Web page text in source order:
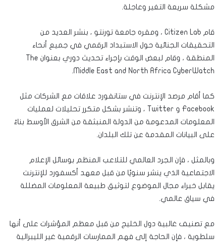
مشكلة سريعة التغير وعاجلة.
قام Citizen Lab ، ومقره جامعة تورنتو ، بنشر العديد من
التحقيقات الجنائية حول الاستبداد الرقمي في جميع أنحاء
المنطقة ، وقام لبعض الوقت بإجراء تحديث دوري بعنوان The
Middle East and North Africa CyberWatch.
كما أقام مرصد الإنترنت في ستانفورد علاقات مع الشركات مثل
Facebook و Twitter ، وتنشر بشكل متكرر تحليلات لعمليات
المعلومات المدعومة من الدولة المنبثقة من الشرق الأوسط بناءً
على البيانات المقدمة عن تلك البلدان.
وبالمثل ، فإن الجرد العالمي للتلاعب المنظم بوسائل الإعلام
الاجتماعية الذي ينشر سنويًا من قبل معهد أكسفورد للإنترنت
يقابل خبراء مجال الموضوع لتوثيق طبيعة المعلومات المضللة
في سياق عالمي.
مع تصنيف غالبية دول الخليج من قبل معظم المؤشرات على أنها
سلطوية ، فإن الحاجة إلى فهم الممارسات الرقمية غير الليبرالية